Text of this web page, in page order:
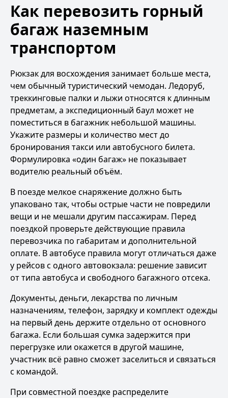
Как перевозить горный
багаж наземным
транспортом
Рюкзак для восхождения занимает больше места,
чем обычный туристический чемодан. Ледоруб,
треккинговые палки и лыжи относятся к длинным
предметам, а экспедиционный баул может не
поместиться в багажник небольшой машины.
Укажите размеры и количество мест до
бронирования такси или автобусного билета.
Формулировка «один багаж» не показывает
водителю реальный объём.
В поезде мелкое снаряжение должно быть
упаковано так, чтобы острые части не повредили
вещи и не мешали другим пассажирам. Перед
поездкой проверьте действующие правила
перевозчика по габаритам и дополнительной
оплате. В автобусе правила могут отличаться даже
у рейсов с одного автовокзала: решение зависит
от типа автобуса и свободного багажного отсека.
Документы, деньги, лекарства по личным
назначениям, телефон, зарядку и комплект одежды
на первый день держите отдельно от основного
багажа. Если большая сумка задержится при
перегрузке или окажется в другой машине,
участник всё равно сможет заселиться и связаться
с командой.
При совместной поездке распределите